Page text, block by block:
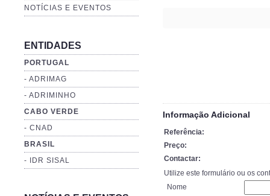
NOTÍCIAS E EVENTOS
ENTIDADES
PORTUGAL
- ADRIMAG
- ADRIMINHO
CABO VERDE
- CNAD
BRASIL
- IDR SISAL
Informação Adicional
Referência:
Preço:
Contactar:
Utilize este formulário ou os
Nome